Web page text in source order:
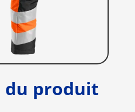
du produit